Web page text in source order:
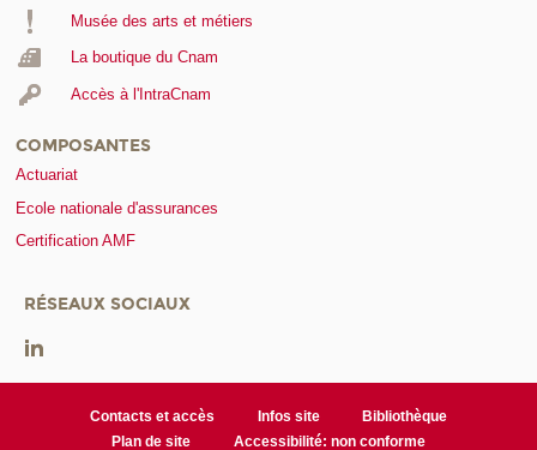
Musée des arts et métiers
La boutique du Cnam
Accès à l'IntraCnam
COMPOSANTES
Actuariat
Ecole nationale d'assurances
Certification AMF
RÉSEAUX SOCIAUX
Contacts et accès Infos site
Bibliothèque
Plan de site
Accessibilité: non conforme